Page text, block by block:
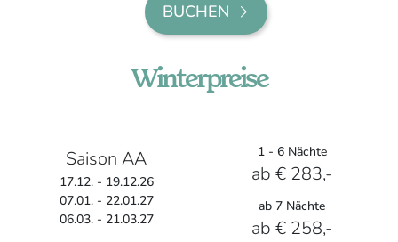
BUCHEN
Winterpreise
Saison AA
17.12. - 19.12.26
07.01. - 22.01.27
06.03. - 21.03.27
1 - 6 Nächte
ab € 283,-
ab 7 Nächte
ab € 258,-